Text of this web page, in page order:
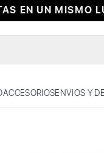
EN UN MISMO
ACCESORIOSENVIOS Y